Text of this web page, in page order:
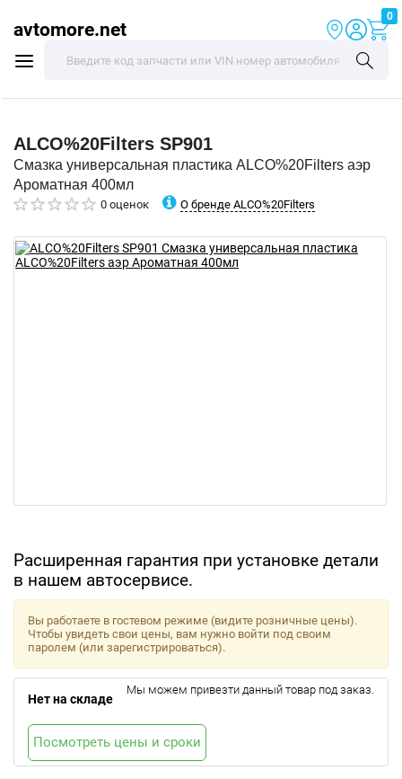
avtomore.net
0
ALCO%20Filters SP901
Смазка универсальная пластика ALCO%20Filters аэр
Ароматная 400мл
0 оценок О бренде ALCO%20Filters
Расширенная гарантия при установке детали
в нашем автосервисе.
Вы работаете в гостевом режиме (видите розничные цены).
Чтобы увидеть свои цены, вам нужно войти под своим
паролем (или зарегистрироваться).
Нет на складе
Мы можем привезти данный товар под заказ.
Посмотреть цены и сроки